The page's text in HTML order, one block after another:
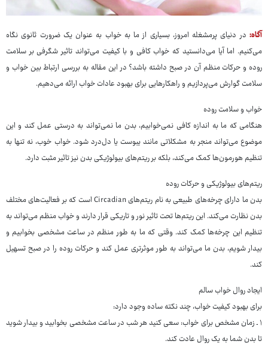
آگاه: در دنیای پرمشغله امروز، بسیاری از ما به خواب به عنوان یک ضرورت ثانوی نگاه
می‌کنیم. اما آیا می‌دانستید که خواب کافی و با کیفیت می‌تواند تاثیر شگرفی بر سلامت
روده و حرکات منظم آن در صبح داشته باشد؟ در این مقاله به بررسی ارتباط بین خواب و
سلامت گوارش می‌پردازیم و راهکارهایی برای بهبود عادات خواب ارائه می‌دهیم.
خواب و سلامت روده
هنگامی که ما به اندازه کافی نمی‌خوابیم، بدن ما نمی‌تواند به درستی عمل کند و این
موضوع می‌تواند منجر به مشکلاتی مانند یبوست یا دل‌درد شود. خواب خوب، نه تنها به
تنظیم هورمون‌ها کمک می‌کند، بلکه بر ریتم‌های بیولوژیکی بدن نیز تاثیر مثبت دارد.
ریتم‌های بیولوژیکی و حرکات روده
بدن ما دارای چرخه‌های طبیعی به نام ریتم‌های Circadian است که بر فعالیت‌های مختلف
بدن نظارت می‌کند. این ریتم‌ها تحت تاثیر نور و تاریکی قرار دارند و خواب منظم می‌تواند به
تنظیم این چرخه‌ها کمک کند. وقتی که ما به طور منظم در ساعت مشخصی بخوابیم و
بیدار شویم، بدن ما می‌تواند به طور موثرتری عمل کند و حرکات روده را در صبح تسهیل
کند.
ایجاد روال خواب سالم
برای بهبود کیفیت خواب، چند نکته ساده وجود دارد:
۱ ـ زمان مشخص برای خواب: سعی کنید هر شب در ساعت مشخصی بخوابید و بیدار شوید
تا بدن شما به یک روال عادت کند.